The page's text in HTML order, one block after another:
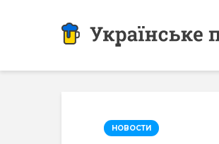
НОВОСТИ